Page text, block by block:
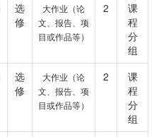
选
修
大作业（论
文、报告、项
目或作品等）
2
课
程
分
组
选
修
大作业（论
文、报告、项
目或作品等）
2
课
程
分
组